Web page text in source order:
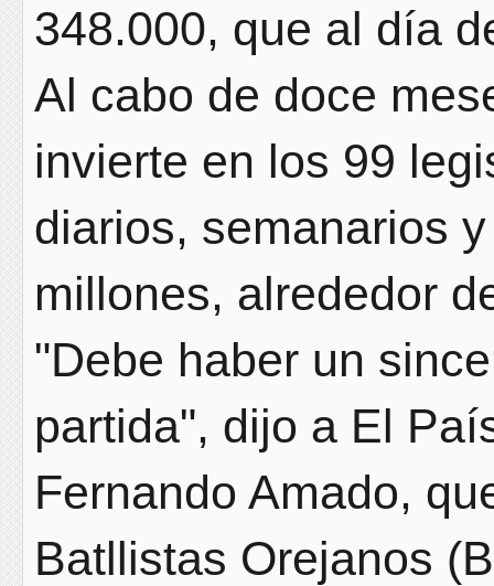
348.000, que al día
Al cabo de doce
invierte en los 99
diarios, semanarios
millones, alrededor
"Debe haber un
partida", dijo a El
Fernando Amado,
Batllistas Orejanos